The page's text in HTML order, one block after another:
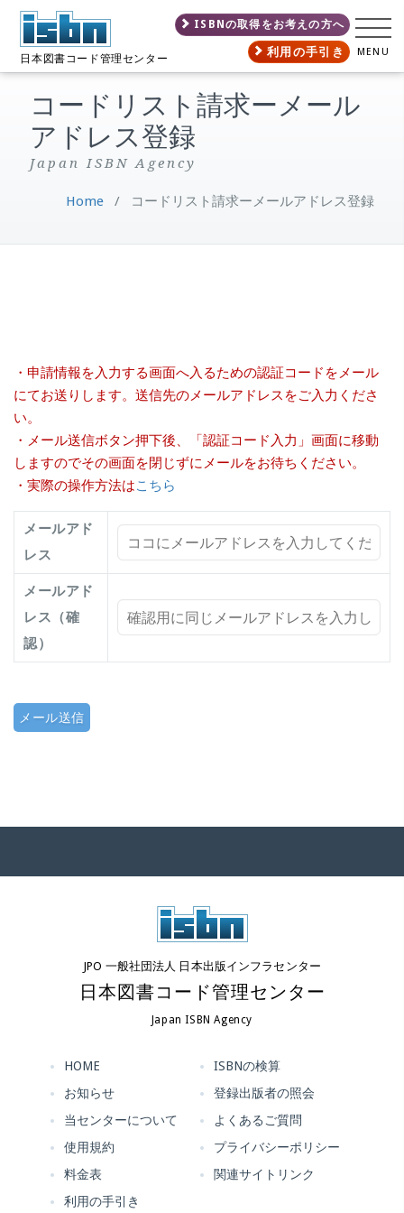
日本図書コード管理センター MENU
ISBNの取得をお考えの方へ
利用の手引き
コードリスト請求ーメール
アドレス登録
Japan ISBN Agency
Home / コードリスト請求ーメールアドレス登録
・申請情報を入力する画面へ入るための認証コードをメール
にてお送りします。送信先のメールアドレスをご入力くださ
い。
・メール送信ボタン押下後、「認証コード入力」画面に移動
しますのでその画面を閉じずにメールをお待ちください。
・実際の操作方法はこちら
メールアド
レス
メールアド
レス（確
認）
JPO 一般社団法人 日本出版インフラセンター
日本図書コード管理センター
Japan ISBN Agency
HOME
お知らせ
当センターについて
使用規約
料金表
利用の手引き
ISBNの検算
登録出版者の照会
よくあるご質問
プライバシーポリシー
関連サイトリンク